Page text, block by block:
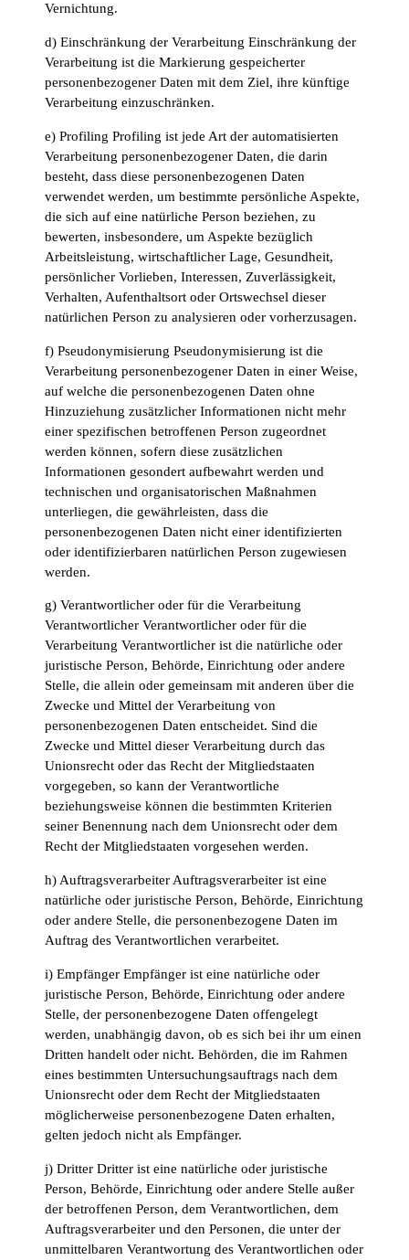
Vernichtung.
d) Einschränkung der Verarbeitung Einschränkung der
Verarbeitung ist die Markierung gespeicherter
personenbezogener Daten mit dem Ziel, ihre künftige
Verarbeitung einzuschränken.
e) Profiling Profiling ist jede Art der automatisierten
Verarbeitung personenbezogener Daten, die darin
besteht, dass diese personenbezogenen Daten
verwendet werden, um bestimmte persönliche Aspekte,
die sich auf eine natürliche Person beziehen, zu
bewerten, insbesondere, um Aspekte bezüglich
Arbeitsleistung, wirtschaftlicher Lage, Gesundheit,
persönlicher Vorlieben, Interessen, Zuverlässigkeit,
Verhalten, Aufenthaltsort oder Ortswechsel dieser
natürlichen Person zu analysieren oder vorherzusagen.
f) Pseudonymisierung Pseudonymisierung ist die
Verarbeitung personenbezogener Daten in einer Weise,
auf welche die personenbezogenen Daten ohne
Hinzuziehung zusätzlicher Informationen nicht mehr
einer spezifischen betroffenen Person zugeordnet
werden können, sofern diese zusätzlichen
Informationen gesondert aufbewahrt werden und
technischen und organisatorischen Maßnahmen
unterliegen, die gewährleisten, dass die
personenbezogenen Daten nicht einer identifizierten
oder identifizierbaren natürlichen Person zugewiesen
werden.
g) Verantwortlicher oder für die Verarbeitung
Verantwortlicher Verantwortlicher oder für die
Verarbeitung Verantwortlicher ist die natürliche oder
juristische Person, Behörde, Einrichtung oder andere
Stelle, die allein oder gemeinsam mit anderen über die
Zwecke und Mittel der Verarbeitung von
personenbezogenen Daten entscheidet. Sind die
Zwecke und Mittel dieser Verarbeitung durch das
Unionsrecht oder das Recht der Mitgliedstaaten
vorgegeben, so kann der Verantwortliche
beziehungsweise können die bestimmten Kriterien
seiner Benennung nach dem Unionsrecht oder dem
Recht der Mitgliedstaaten vorgesehen werden.
h) Auftragsverarbeiter Auftragsverarbeiter ist eine
natürliche oder juristische Person, Behörde, Einrichtung
oder andere Stelle, die personenbezogene Daten im
Auftrag des Verantwortlichen verarbeitet.
i) Empfänger Empfänger ist eine natürliche oder
juristische Person, Behörde, Einrichtung oder andere
Stelle, der personenbezogene Daten offengelegt
werden, unabhängig davon, ob es sich bei ihr um einen
Dritten handelt oder nicht. Behörden, die im Rahmen
eines bestimmten Untersuchungsauftrags nach dem
Unionsrecht oder dem Recht der Mitgliedstaaten
möglicherweise personenbezogene Daten erhalten,
gelten jedoch nicht als Empfänger.
j) Dritter Dritter ist eine natürliche oder juristische
Person, Behörde, Einrichtung oder andere Stelle außer
der betroffenen Person, dem Verantwortlichen, dem
Auftragsverarbeiter und den Personen, die unter der
unmittelbaren Verantwortung des Verantwortlichen oder